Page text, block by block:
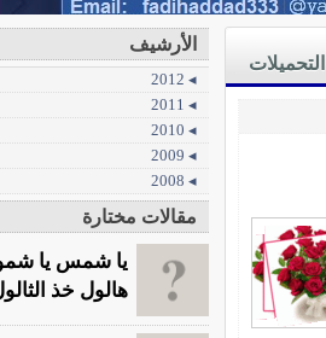
التحميلات
الأرشيف
◂ 2012
◂ 2011
◂ 2010
◂ 2009
◂ 2008
مقالات مختارة
يا شمس يا
هالول خذ